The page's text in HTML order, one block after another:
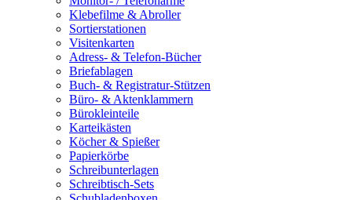
Klebefilme & Abroller
Sortierstationen
Visitenkarten
Adress- & Telefon-Bücher
Briefablagen
Buch- & Registratur-Stützen
Büro- & Aktenklammern
Bürokleinteile
Karteikästen
Köcher & Spießer
Papierkörbe
Schreibunterlagen
Schreibtisch-Sets